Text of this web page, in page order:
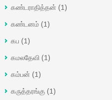
கண்டராதித்தன் (1)
கண்டனம் (1)
கப (1)
கமலதேவி (1)
கம்பன் (1)
கருத்தரங்கு (1)